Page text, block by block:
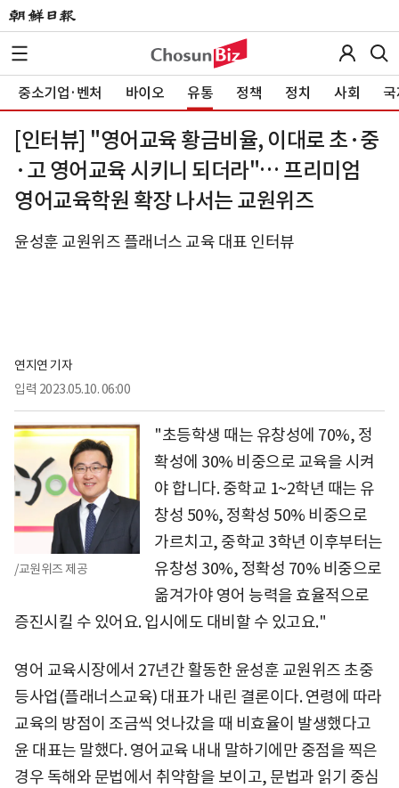
중소기업·벤처 바이오 유통 정책 정치 사회
[인터뷰] "영어교육 황금비율, 이대로 초·중
·고 영어교육 시키니 되더라"… 프리미엄
영어교육학원 확장 나서는 교원위즈
윤성훈 교원위즈 플래너스 교육 대표 인터뷰
연지연 기자
입력 2023.05.10. 06:00
/교원위즈 제공
"초등학생 때는 유창성에 70%, 정
확성에 30% 비중으로 교육을 시켜
야 합니다. 중학교 1~2학년 때는 유
창성 50%, 정확성 50% 비중으로
가르치고, 중학교 3학년 이후부터는
유창성 30%, 정확성 70% 비중으로
옮겨가야 영어 능력을 효율적으로
증진시킬 수 있어요. 입시에도 대비할 수 있고요."
영어 교육시장에서 27년간 활동한 윤성훈 교원위즈 초중
등사업(플래너스교육) 대표가 내린 결론이다. 연령에 따라
교육의 방점이 조금씩 엇나갔을 때 비효율이 발생했다고
윤 대표는 말했다. 영어교육 내내 말하기에만 중점을 찍은
경우 독해와 문법에서 취약함을 보이고, 문법과 읽기 중심